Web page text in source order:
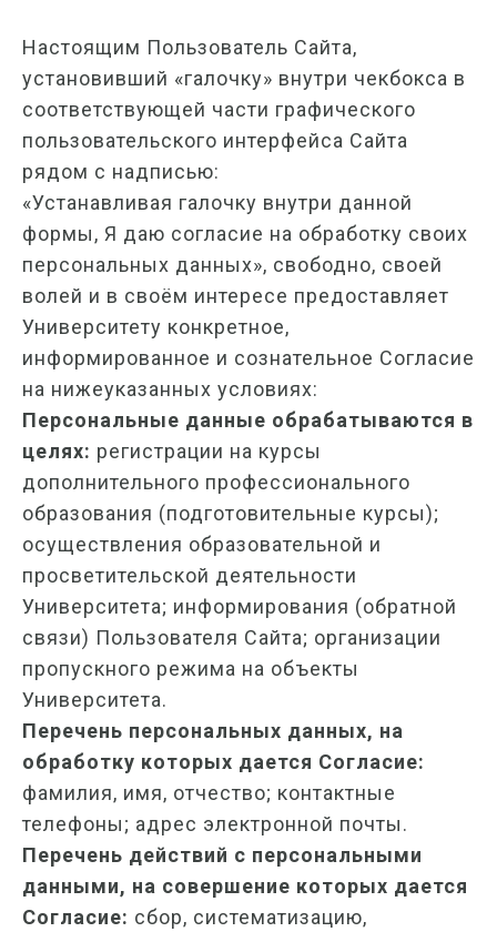
Настоящим Пользователь Сайта,
установивший «галочку» внутри чекбокса в
соответствующей части графического
пользовательского интерфейса Сайта
рядом с надписью:
«Устанавливая галочку внутри данной
формы, Я даю согласие на обработку своих
персональных данных», свободно, своей
волей и в своём интересе предоставляет
Университету конкретное,
информированное и сознательное Согласие
на нижеуказанных условиях:
Персональные данные обрабатываются в
целях: регистрации на курсы
дополнительного профессионального
образования (подготовительные курсы);
осуществления образовательной и
просветительской деятельности
Университета; информирования (обратной
связи) Пользователя Сайта; организации
пропускного режима на объекты
Университета.
Перечень персональных данных, на
обработку которых дается Согласие:
фамилия, имя, отчество; контактные
телефоны; адрес электронной почты.
Перечень действий с персональными
данными, на совершение которых дается
Согласие: сбор, систематизацию,